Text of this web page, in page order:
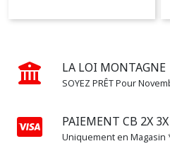
LA LOI MONTAGNE
SOYEZ PRÊT Pour
PAIEMENT CB 2X
Uniquement en Magasin